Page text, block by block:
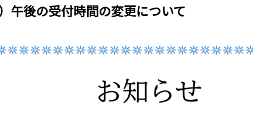
午後の受付時間の変更について